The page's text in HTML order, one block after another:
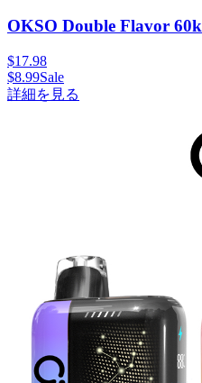
OKSO Double Flavor 60k
$17.98
$8.99Sale
詳細を見る